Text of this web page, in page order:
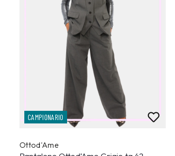
CAMPIONARIO
Ottod'Ame